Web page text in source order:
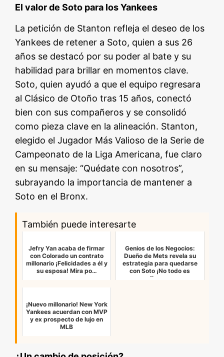
El valor de Soto para los Yankees
La petición de Stanton refleja el deseo de los
Yankees de retener a Soto, quien a sus 26
años se destacó por su poder al bate y su
habilidad para brillar en momentos clave.
Soto, quien ayudó a que el equipo regresara
al Clásico de Otoño tras 15 años, conectó
bien con sus compañeros y se consolidó
como pieza clave en la alineación. Stanton,
elegido el Jugador Más Valioso de la Serie de
Campeonato de la Liga Americana, fue claro
en su mensaje: “Quédate con nosotros”,
subrayando la importancia de mantener a
Soto en el Bronx.
También puede interesarte
Jefry Yan acaba de firmar
con Colorado un contrato
millonario ¡Felicidades a él y
su esposa! Mira po…
Genios de los Negocios:
Dueño de Mets revela su
estrategia para quedarse
con Soto ¡No todo es
dinero…
¡Nuevo millonario! New York
Yankees acuerdan con MVP
y ex prospecto de lujo en
MLB